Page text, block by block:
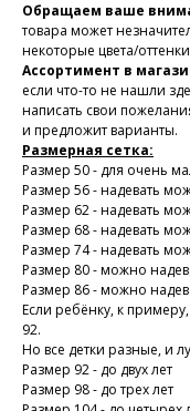
Обращаем ваше
товара может
некоторые цвета/
Ассортимент в
если что-то не нашли
написать свои
и предложит варианты.
Размерная сетка:
Размер 50 - для очень
Размер 56 - надевать
Размер 62 - надевать
Размер 68 - надевать
Размер 74 - надевать
Размер 80 - можно
Размер 86 - можно
Если ребёнку, к
92.
Но все детки разные, и
Размер 92 - до двух лет
Размер 98 - до трех лет